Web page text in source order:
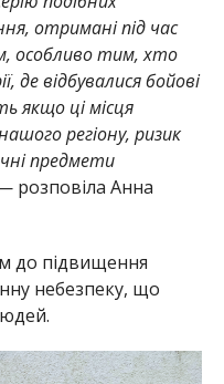
отримані під час
особливо тим, хто
де відбувалися бойові
якщо ці місця
регіону, ризик
предмети
розповіла Анна
до підвищення
небезпеку, що